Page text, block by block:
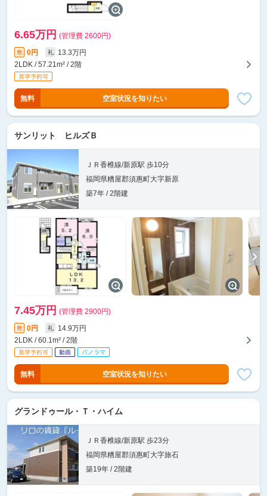
6.65万円 (管理費 2600円)
敷 0円 礼
13.3万円
2LDK / 57.21m² / 2階
無料 空室状況を知りたい
サンリット ヒルズＢ
ＪＲ香椎線/新原駅 歩10分
福岡県糟屋郡須惠町大字新原
築7年 / 2階建
7.45万円 (管理費 2900円)
敷 0円 礼
14.9万円
2LDK / 60.1m² / 2階
無料 空室状況を知りたい
グランドゥール・Ｔ・ハイム
ＪＲ香椎線/新原駅 歩23分
福岡県糟屋郡須惠町大字旅石
築19年 / 2階建